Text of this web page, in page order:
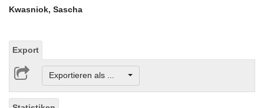
Kwasniok, Sascha
Export
Exportieren als ...